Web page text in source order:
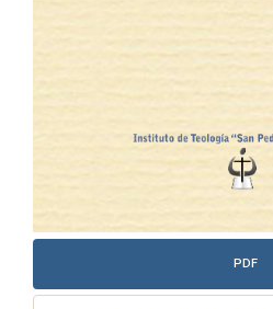
PDF